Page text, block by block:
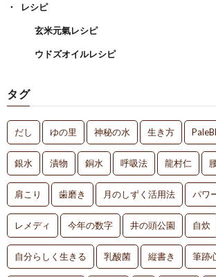
レシピ
玄米元氣レシピ
ウドズオイルレシピ
タグ
だし ゆの里 神秘の水 生き方
銀水 漬物 銅水 呼吸法 龍村仁
肩こり 歯磨き 月のしずく活用法 パワ
レメディ 今年の数字 井の頭公園 自炊
自分らしく生きる 乳酸菌 縦書き 筆跡